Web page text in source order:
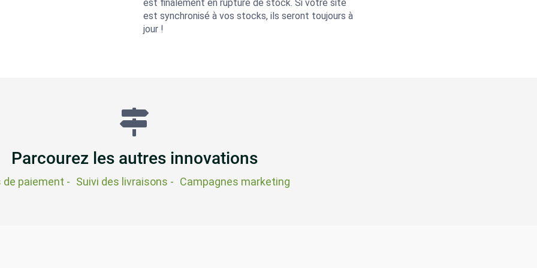
est finalement en rupture de stock. Si votre site
est synchronisé à vos stocks, ils seront toujours à
jour !
Parcourez les autres innovations
de paiement - Suivi des livraisons - Campagnes marketing